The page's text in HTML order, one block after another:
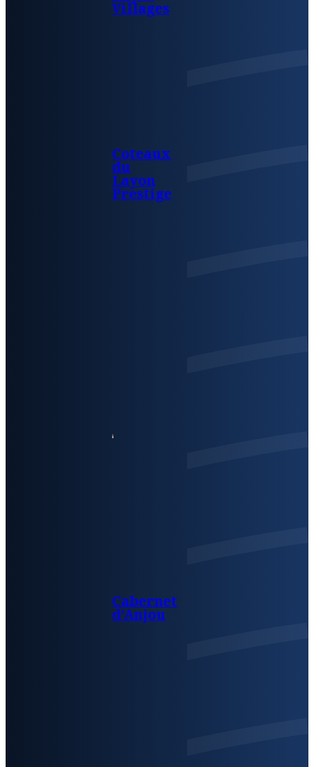
Villages
Coteaux
du
Layon
Prestige
Cabernet
d’Anjou